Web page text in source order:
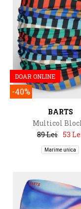
DOAR ONLINE
-40%
BARTS
Multicol
89 Lei 53
Marime unica